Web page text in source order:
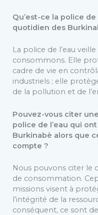
Qu’est-ce la police
quotidien des
La police de l’eau
consommons. Elle
cadre de vie en
industriels ; elle
de la pollution et de
Pouvez-vous citer
police de l’eau qui
Burkinabè alors que
compte ?
Nous pouvons citer le
de consommation.
missions visent à
l’intégrité de la
conséquent, ce sont